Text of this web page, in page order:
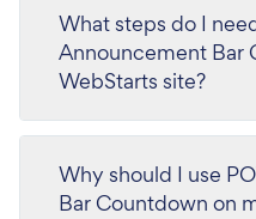
What steps do I
Announcement Bar
WebStarts site?
Why should I use
Bar Countdown on